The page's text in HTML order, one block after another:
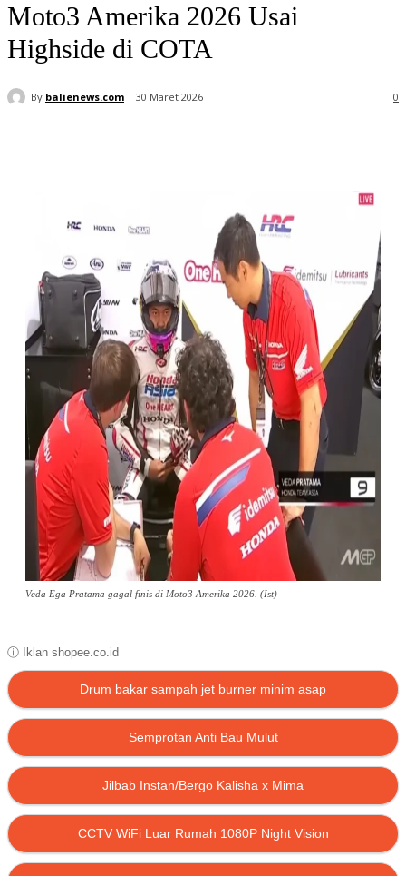
Moto3 Amerika 2026 Usai
Highside di COTA
By balienews.com 30 Maret 2026 0
Veda Ega Pratama gagal finis di Moto3 Amerika 2026. (Ist)
ⓘ Iklan shopee.co.id
Drum bakar sampah jet burner minim asap
Semprotan Anti Bau Mulut
Jilbab Instan/Bergo Kalisha x Mima
CCTV WiFi Luar Rumah 1080P Night Vision